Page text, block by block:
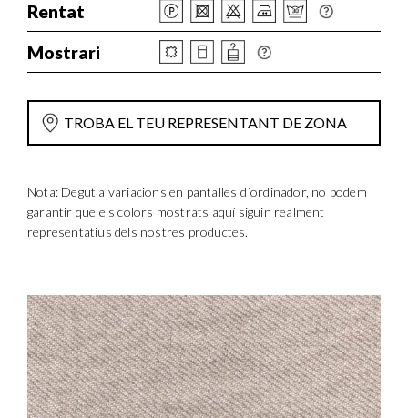
Rentat
Mostrari
TROBA EL TEU REPRESENTANT DE ZONA
Nota: Degut a variacions en pantalles d´ordinador, no podem
garantir que els colors mostrats aquí siguin realment
representatius dels nostres productes.